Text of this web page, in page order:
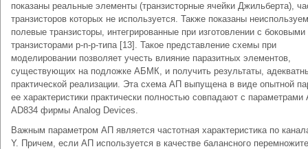
показаны реальные элементы (транзисторные ячейки Джильберта),
транзисторов которых не используется. Также показаны
полевые транзисторы, интегрированные при изготовлении с боковыми
транзисторами p-n-p-типа [13]. Такое представление схемы при
моделировании позволяет учесть влияние паразитных элементов,
существующих на подложке АБМК, и получить результаты,
практической реализации. Эта схема АП выпущена в виде опытной
ее характеристики практически полностью совпадают с параметрами
AD834 фирмы Analog Devices.
Важным параметром АП является частотная характеристика по
Y. Причем, если АП используется в качестве балансного